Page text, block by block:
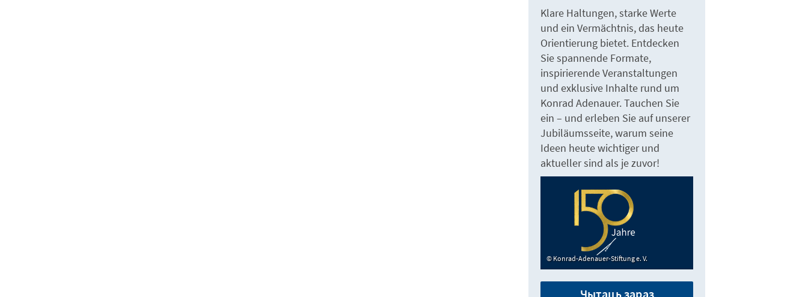
Klare Haltungen, starke Werte
und ein Vermächtnis, das heute
Orientierung bietet. Entdecken
Sie spannende Formate,
inspirierende Veranstaltungen
und exklusive Inhalte rund um
Konrad Adenauer. Tauchen Sie
ein – und erleben Sie auf unserer
Jubiläumsseite, warum seine
Ideen heute wichtiger und
aktueller sind als je zuvor!
Konrad-Adenauer-Stiftung e. V.
Чытаць зараз